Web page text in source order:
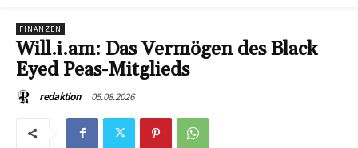
FINANZEN
Will.i.am: Das Vermögen des Black
Eyed Peas-Mitglieds
redaktion 05.08.2026